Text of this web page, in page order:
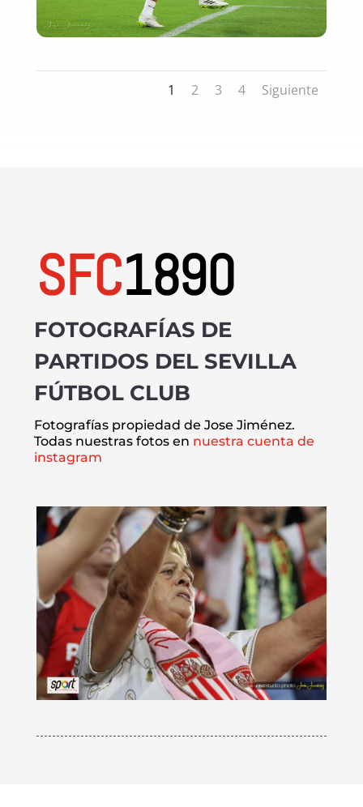
1 2 3 4 Siguiente
SFC1890
FOTOGRAFÍAS DE
PARTIDOS DEL SEVILLA
FÚTBOL CLUB
Fotografías propiedad de Jose Jiménez.
Todas nuestras fotos en nuestra cuenta de
instagram